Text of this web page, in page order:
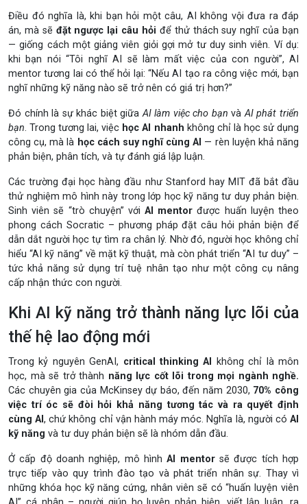
Điều đó nghĩa là, khi bạn hỏi một câu, AI không vội đưa ra đáp
án, mà sẽ đặt ngược lại câu hỏi để thử thách suy nghĩ của bạn
— giống cách một giảng viên giỏi gợi mở tư duy sinh viên. Ví dụ:
khi bạn nói “Tôi nghĩ AI sẽ làm mất việc của con người”, AI
mentor tương lai có thể hỏi lại: “Nếu AI tạo ra công việc mới, bạn
nghĩ những kỹ năng nào sẽ trở nên có giá trị hơn?”
Đó chính là sự khác biệt giữaAI làm việc cho bạn vàAI phát triển
bạn. Trong tương lai, việc học AI nhanh không chỉ là học sử dụng
công cụ, mà là học cách suy nghĩ cùng AI — rèn luyện khả năng
phản biện, phân tích, và tự đánh giá lập luận.
Các trường đại học hàng đầu như Stanford hay MIT đã bắt đầu
thử nghiệm mô hình này trong lớp học kỹ năng tư duy phản biện.
Sinh viên sẽ “trò chuyện” vớiAI mentor được huấn luyện theo
phong cách Socratic – phương pháp đặt câu hỏi phản biện để
dẫn dắt người học tự tìm ra chân lý. Nhờ đó, người học không chỉ
hiểu “AI kỹ năng” về mặt kỹ thuật, mà còn phát triển “AI tư duy” –
tức khả năng sử dụng trí tuệ nhân tạo như một công cụ nâng
cấp nhận thức con người.
Khi AI kỹ năng trở thành năng lực lõi của
thế hệ lao động mới
Trong kỷ nguyên GenAI, critical thinking AI
không chỉ là môn
học, mà sẽ trở thành năng lực cốt lõi trong mọi ngành nghề.
Các chuyên gia của McKinsey dự báo, đến năm 2030, 70% công
việc trí óc sẽ đòi hỏi khả năng tương tác và ra quyết định
cùng AI, chứ không chỉ vận hành máy móc. Nghĩa là, người cóAI
kỹ năng và tư duy phản biện sẽ là nhóm dẫn đầu.
Ở cấp độ doanh nghiệp, mô hìnhAI mentorsẽ được tích hợp
trực tiếp vào quy trình đào tạo và phát triển nhân sự. Thay vì
những khóa học kỹ năng cứng, nhân viên sẽ có “huấn luyện viên